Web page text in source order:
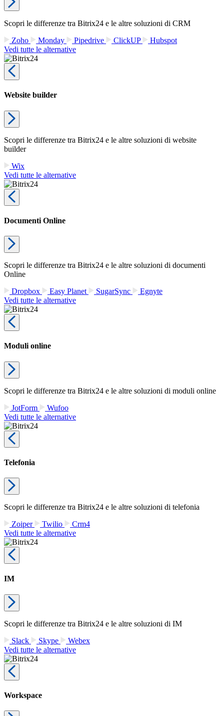
Scopri le differenze tra Bitrix24 e le altre soluzioni di CRM
Zoho
Monday Pipedrive ClickUP
Hubspot
Vedi tutte le alternative
Website builder
Scopri le differenze tra Bitrix24 e le altre soluzioni di website
builder
Wix
Vedi tutte le alternative
Documenti Online
Scopri le differenze tra Bitrix24 e le altre soluzioni di documenti
Online
Dropbox
Easy Planet SugarSync
Egnyte
Vedi tutte le alternative
Moduli online
Scopri le differenze tra Bitrix24 e le altre soluzioni di moduli online
JotForm
Wufoo
Vedi tutte le alternative
Telefonia
Scopri le differenze tra Bitrix24 e le altre soluzioni di telefonia
Zoiper
Twilio
Crm4
Vedi tutte le alternative
IM
Scopri le differenze tra Bitrix24 e le altre soluzioni di IM
Slack
Skype
Webex
Vedi tutte le alternative
Workspace